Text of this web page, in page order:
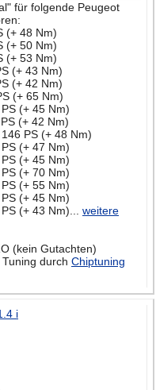
für folgende Peugeot
(+ 48 Nm)
(+ 50 Nm)
(+ 53 Nm)
(+ 43 Nm)
(+ 42 Nm)
(+ 65 Nm)
(+ 45 Nm)
(+ 42 Nm)
PS (+ 48 Nm)
(+ 47 Nm)
(+ 45 Nm)
(+ 70 Nm)
(+ 55 Nm)
(+ 45 Nm)
(+ 43 Nm)... weitere
(kein Gutachten)
durch Chiptuning
i